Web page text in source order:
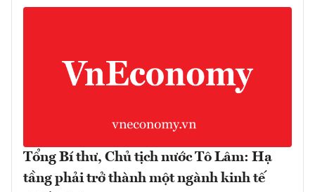
Tổng Bí thư, Chủ tịch nước Tô Lâm: Hạ
tầng phải trở thành một ngành kinh tế